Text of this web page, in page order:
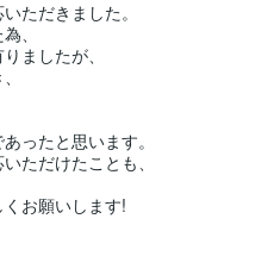
ただきました。
、
ましたが、
ったと思います。
ただけたことも、
お願いします!